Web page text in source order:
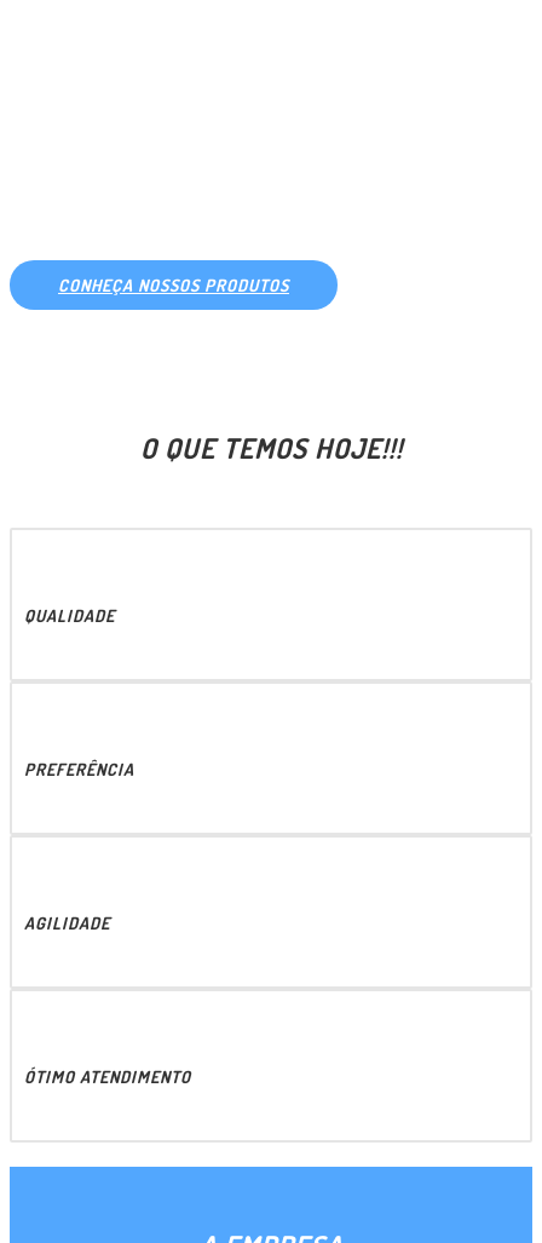
CONHEÇA NOSSOS PRODUTOS
O QUE TEMOS HOJE!!!
QUALIDADE
PREFERÊNCIA
AGILIDADE
ÓTIMO ATENDIMENTO